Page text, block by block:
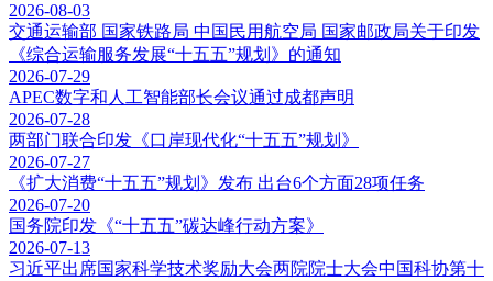
2026-08-03
交通运输部 国家铁路局 中国民用航空局 国家邮政局关于印发
《综合运输服务发展“十五五”规划》的通知
2026-07-29
APEC数字和人工智能部长会议通过成都声明
2026-07-28
两部门联合印发《口岸现代化“十五五”规划》
2026-07-27
《扩大消费“十五五”规划》发布 出台6个方面28项任务
2026-07-20
国务院印发《“十五五”碳达峰行动方案》
2026-07-13
习近平出席国家科学技术奖励大会两院院士大会中国科协第十